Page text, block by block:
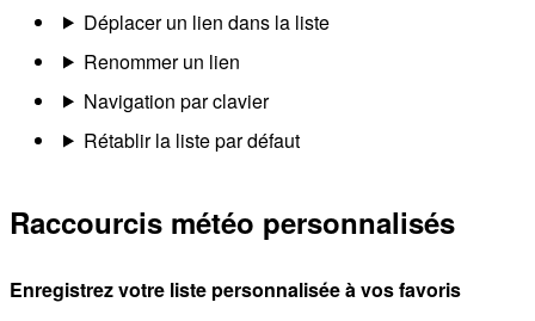
Déplacer un lien dans la liste
Renommer un lien
Navigation par clavier
Rétablir la liste par défaut
Raccourcis météo personnalisés
Enregistrez votre liste personnalisée à vos favoris